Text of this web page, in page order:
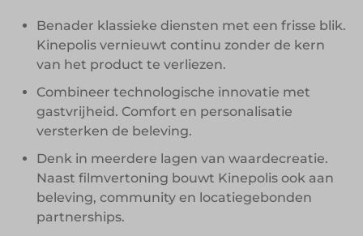
Benader klassieke diensten met een frisse blik.
Kinepolis vernieuwt continu zonder de kern
van het product te verliezen.
Combineer technologische innovatie met
gastvrijheid. Comfort en personalisatie
versterken de beleving.
Denk in meerdere lagen van waardecreatie.
Naast filmvertoning bouwt Kinepolis ook aan
beleving, community en locatiegebonden
partnerships.